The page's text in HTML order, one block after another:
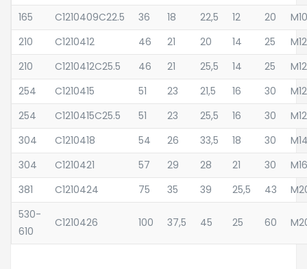
165
C1210409C22.5 36 18 22,5 12 20
M10
210
C1210412 46 21 20 14 25
M12
210
C1210412C25.5 46 21 25,5 14 25
M12
254
C1210415 51 23 21,5 16 30
M12
254
C1210415C25.5 51 23 25,5 16 30
M12
304
C1210418 54 26 33,5 18 30
304
C1210421 57 29 28 21 30
M16
381
C1210424 75 35 39 25,5 43
530-
610
C1210426 100 37,5 45 25 60